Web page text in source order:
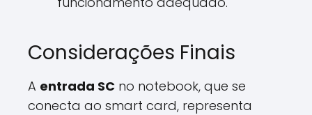
Considerações Finais
A entrada SC no notebook, que se
conecta ao smart card, representa